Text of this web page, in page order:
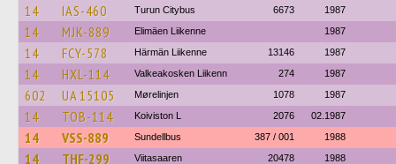
14 IAS-460 Turun Citybus 6673 1987
14 MJK-889 Elimäen Liikenne 1987
14 FCY-578 Härmän Liikenne 13146 1987
14 HXL-114 Valkeakosken Liikenn 274 1987
602 UA 15105 Mørelinjen 1078 1987
14 TOB-114 Koiviston L 2076 02.1987
14 VSS-889 Sundellbus 387 / 001 1988
14 THF-299 Viitasaaren 20478 1988